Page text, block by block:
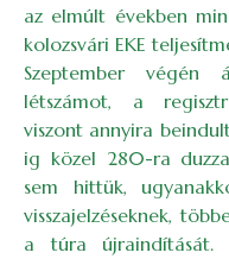
az elmúlt években
kolozsvári EKE
Szeptember végén
létszámot, a
viszont annyira
ig közel 280-ra
sem hittük,
visszajelzéseknek,
a túra újraindítását.